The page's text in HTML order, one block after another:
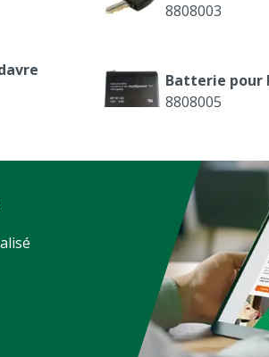
8808003
Batterie pour
8808005